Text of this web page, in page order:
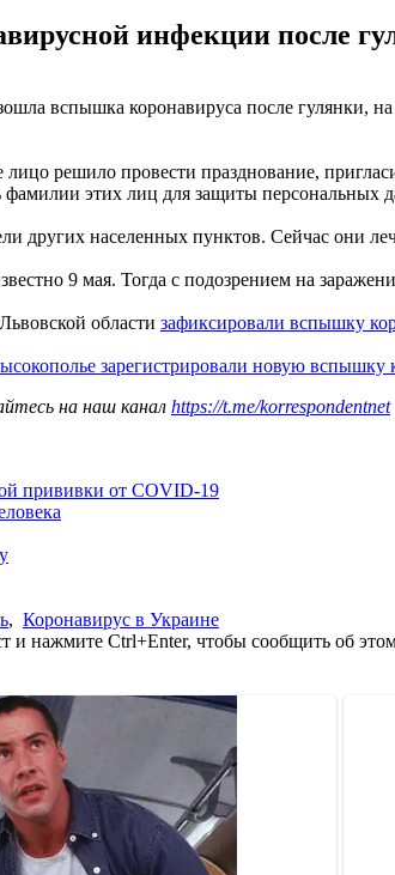
инфекции после
вспышка коронавируса после гулянки,
решило провести празднование,
фамилии этих лиц для защиты персональных
других населенных пунктов. Сейчас они
9 мая. Тогда с подозрением на
области зафиксировали вспышку
зарегистрировали новую вспышку
на наш канал https://t.me/korrespondentnet
прививки от COVID-19
, Коронавирус в Украине
и нажмите Ctrl+Enter, чтобы сообщить об